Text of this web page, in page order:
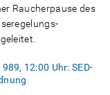
Raucherpause des
12:00 Uhr: SED-